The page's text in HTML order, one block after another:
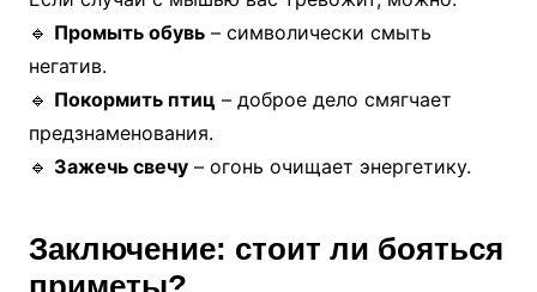
🔹 Промыть обувь– символически смыть
негатив.
🔹 Покормить птиц – доброе дело смягчает
предзнаменования.
🔹 Зажечь свечу– огонь очищает энергетику.
Заключение: стоит ли бояться